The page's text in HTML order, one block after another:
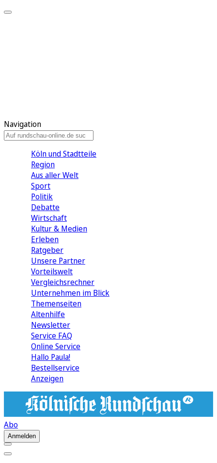
Navigation
Köln und Stadtteile
Region
Aus aller Welt
Sport
Politik
Debatte
Wirtschaft
Kultur & Medien
Erleben
Ratgeber
Unsere Partner
Vorteilswelt
Vergleichsrechner
Unternehmen im Blick
Themenseiten
Altenhilfe
Newsletter
Service FAQ
Online Service
Hallo Paula!
Bestellservice
Anzeigen
Abo
Anmelden